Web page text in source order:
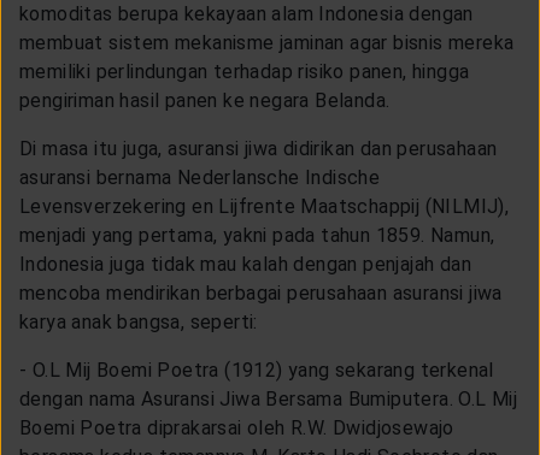
komoditas berupa kekayaan alam Indonesia dengan
membuat sistem mekanisme jaminan agar bisnis mereka
memiliki perlindungan terhadap risiko panen, hingga
pengiriman hasil panen ke negara Belanda.
Di masa itu juga, asuransi jiwa didirikan dan perusahaan
asuransi bernama Nederlansche Indische
Levensverzekering en Lijfrente Maatschappij (NILMIJ),
menjadi yang pertama, yakni pada tahun 1859. Namun,
Indonesia juga tidak mau kalah dengan penjajah dan
mencoba mendirikan berbagai perusahaan asuransi jiwa
karya anak bangsa, seperti:
- O.L Mij Boemi Poetra (1912) yang sekarang terkenal
dengan nama Asuransi Jiwa Bersama Bumiputera. O.L Mij
Boemi Poetra diprakarsai oleh R.W. Dwidjosewajo